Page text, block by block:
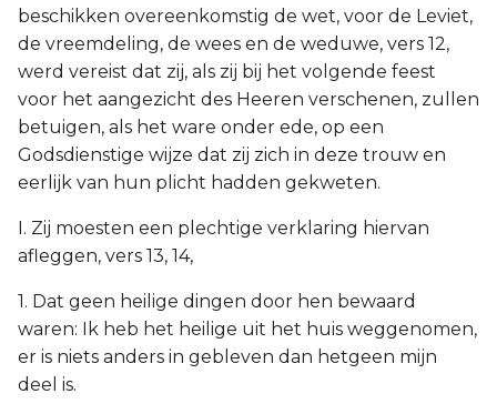
beschikken overeenkomstig de wet, voor de Leviet,
de vreemdeling, de wees en de weduwe, vers 12,
werd vereist dat zij, als zij bij het volgende feest
voor het aangezicht des Heeren verschenen, zullen
betuigen, als het ware onder ede, op een
Godsdienstige wijze dat zij zich in deze trouw en
eerlijk van hun plicht hadden gekweten.
I. Zij moesten een plechtige verklaring hiervan
afleggen, vers 13, 14,
1. Dat geen heilige dingen door hen bewaard
waren: Ik heb het heilige uit het huis weggenomen,
er is niets anders in gebleven dan hetgeen mijn
deel is.